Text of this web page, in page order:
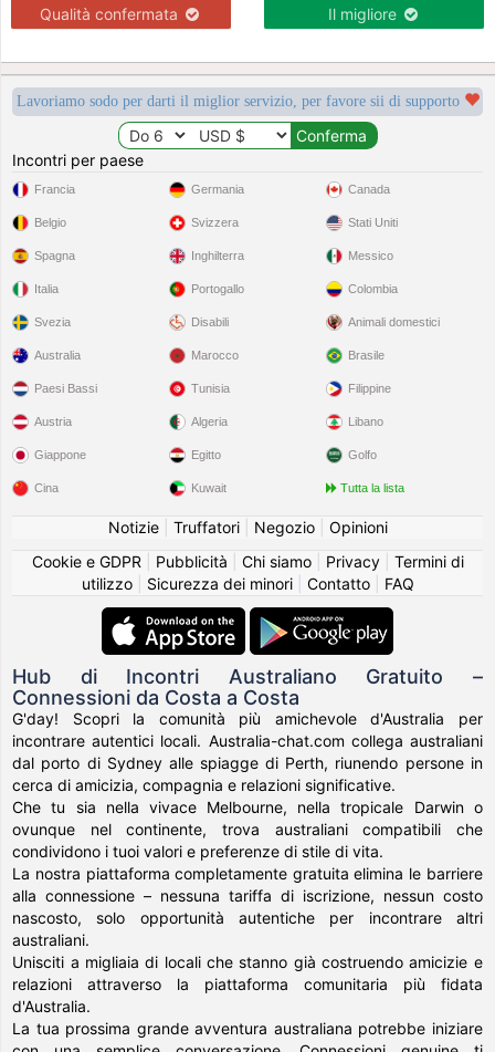
Qualità confermata Il migliore
Lavoriamo sodo per darti il miglior servizio, per favore sii di supporto
Incontri per paese
Francia
Belgio
Spagna
Italia
Svezia
Germania
Svizzera
Inghilterra
Portogallo
Disabili
Canada
Stati Uniti
Messico
Colombia
Animali domestici
Australia
Paesi Bassi
Austria
Giappone
Cina
Marocco
Tunisia
Algeria
Egitto
Kuwait
Brasile
Filippine
Libano
Golfo
Tutta la lista
Notizie| Truffatori| Negozio| Opinioni
Cookie e GDPR
Pubblicità Chi siamo| Privacy| Termini di
utilizzo| Sicurezza dei minori| Contatto| FAQ
Hub di Incontri Australiano Gratuito –
Connessioni da Costa a Costa
G'day! Scopri la comunità più amichevole d'Australia per
incontrare autentici locali. Australia-chat.com collega australiani
dal porto di Sydney alle spiagge di Perth, riunendo persone in
cerca di amicizia, compagnia e relazioni significative.
Che tu sia nella vivace Melbourne, nella tropicale Darwin o
ovunque nel continente, trova australiani compatibili che
condividono i tuoi valori e preferenze di stile di vita.
La nostra piattaforma completamente gratuita elimina le barriere
alla connessione – nessuna tariffa di iscrizione, nessun costo
nascosto, solo opportunità autentiche per incontrare altri
australiani.
Unisciti a migliaia di locali che stanno già costruendo amicizie e
relazioni attraverso la piattaforma comunitaria più fidata
d'Australia.
La tua prossima grande avventura australiana potrebbe iniziare